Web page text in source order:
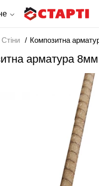
Стіни Композитна
арматура